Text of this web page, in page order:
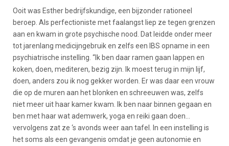
Ooit was Esther bedrijfskundige, een bijzonder rationeel
beroep. Als perfectioniste met faalangst liep ze tegen grenzen
aan en kwam in grote psychische nood. Dat leidde onder meer
tot jarenlang medicijngebruik en zelfs een IBS opname in een
psychiatrische instelling. “Ik ben daar ramen gaan lappen en
koken, doen, mediteren, bezig zijn. Ik moest terug in mijn lijf,
doen, anders zou ik nog gekker worden. Er was daar een vrouw
die op de muren aan het blonken en schreeuwen was, zelfs
niet meer uit haar kamer kwam. Ik ben naar binnen gegaan en
ben met haar wat ademwerk, yoga en reiki gaan doen…
vervolgens zat ze ‘s avonds weer aan tafel. In een instelling is
het soms als een gevangenis omdat je geen autonomie en